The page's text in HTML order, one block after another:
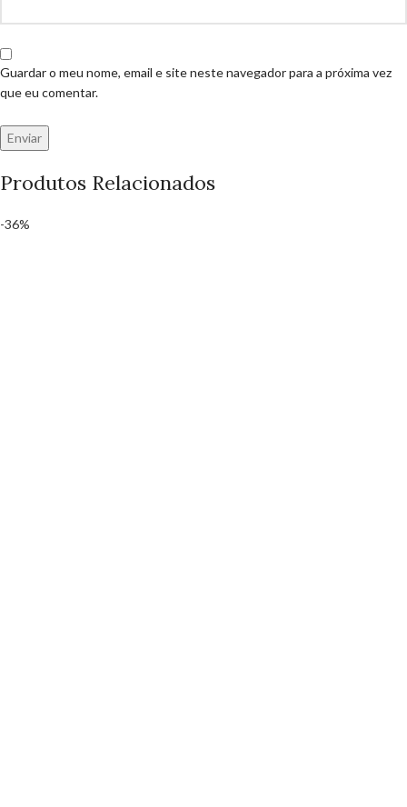
Guardar o meu nome, email e site neste navegador para a próxima vez
que eu comentar.
Produtos Relacionados
-36%